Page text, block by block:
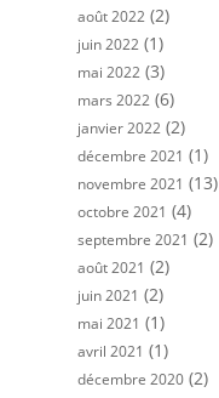
août 2022 (2)
juin 2022 (1)
mai 2022 (3)
mars 2022 (6)
janvier 2022 (2)
décembre 2021 (1)
novembre 2021 (13)
octobre 2021 (4)
septembre 2021 (2)
août 2021 (2)
juin 2021 (2)
mai 2021 (1)
avril 2021 (1)
décembre 2020 (2)